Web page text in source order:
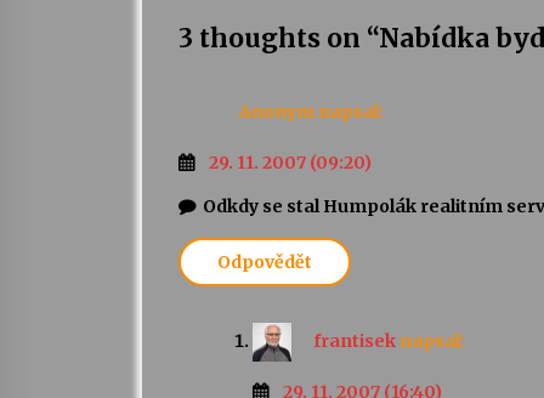
3 thoughts on “Nabídka
Anonym napsal:
29. 11. 2007 (09:20)
Odkdy se stal Humpolák realitním
Odpovědět
frantisek napsal:
29. 11. 2007 (16:40)